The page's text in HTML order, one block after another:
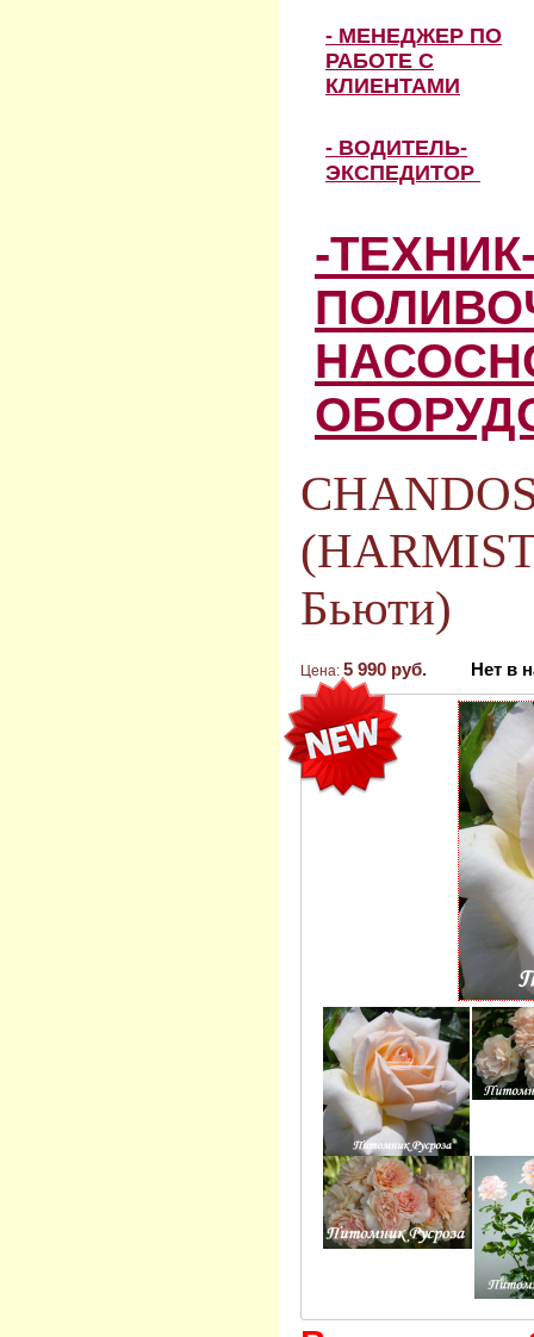
- МЕНЕДЖЕР ПО
РАБОТЕ С
КЛИЕНТАМИ
- ВОДИТЕЛЬ-
ЭКСПЕДИТОР
-
Бьюти)
Цена: 5 990 руб. Нет в